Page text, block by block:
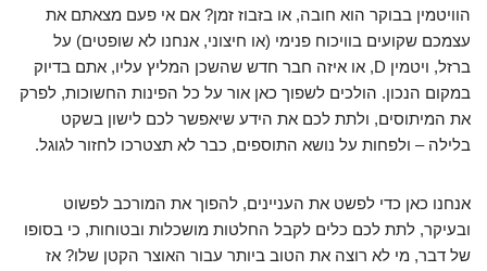
הוויטמין בבוקר הוא חובה, או בזבוז זמן? אם אי פעם מצאתם את
עצמכם שקועים בוויכוח פנימי (או חיצוני, אנחנו לא שופטים) על
ברזל, ויטמין D, או איזה חבר חדש שהשכן המליץ עליו, אתם בדיוק
במקום הנכון. הולכים לשפוך כאן אור על כל הפינות החשוכות, לפרק
את המיתוסים, ולתת לכם את הידע שיאפשר לכם לישון בשקט
בלילה – ולפחות על נושא התוספים, כבר לא תצטרכו לחזור לגוגל.
אנחנו כאן כדי לפשט את העניינים, להפוך את המורכב לפשוט
ובעיקר, לתת לכם כלים לקבל החלטות מושכלות ובטוחות, כי בסופו
של דבר, מי לא רוצה את הטוב ביותר עבור האוצר הקטן שלו? אז